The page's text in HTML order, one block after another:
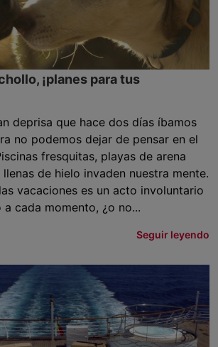
¡planes para tus
deprisa que hace dos días íbamos
no podemos dejar de pensar en el
fresquitas, playas de arena
de hielo invaden nuestra mente.
vacaciones es un acto involuntario
cada momento, ¿o no...
Seguir leyendo